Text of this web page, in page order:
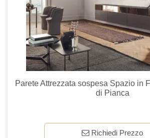
Parete Attrezzata sospesa Spazio in
di Pianca
Richiedi Prezzo